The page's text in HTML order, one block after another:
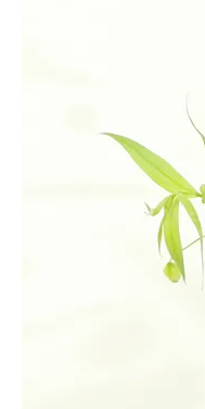
스탠다
줄기 1대에 맺